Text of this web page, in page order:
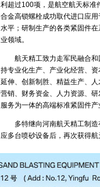
利超过100项，是航空航天标准
合金高锁螺栓成功取代进口应
水平；研制生产的各类紧固件
业领域。
航天精工致力走军民融合和
持专业化生产、产业化经营、
延伸、创新制胜、精益生产、
营销、财务资金、人力资源、研
服务为一体的高端标准紧固件产
多特继向河南航天精工制造
应多台喷砂设备后，再次获得